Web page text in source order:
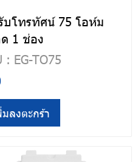
บโทรทัศน์ 75 โอห์ม
1 ช่อง
: EG-TO75
มลงตะกร้า